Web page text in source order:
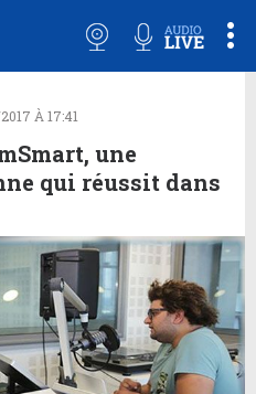
À 17:41
une
qui réussit dans